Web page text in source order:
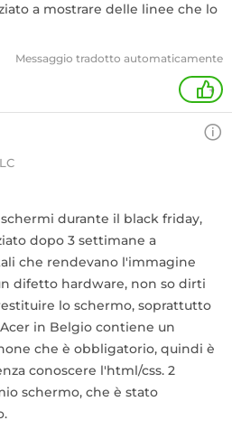
a mostrare delle linee che lo
Messaggio tradotto automaticamente
+
durante il black friday,
dopo 3 settimane a
che rendevano l'immagine
difetto hardware, non so dirti
lo schermo, soprattutto
in Belgio contiene un
che è obbligatorio, quindi è
conoscere l'html/css. 2
schermo, che è stato